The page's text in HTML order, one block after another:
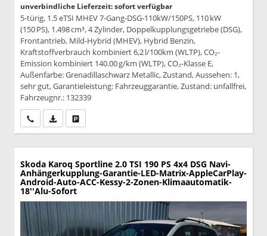
unverbindliche Lieferzeit: sofort verfügbar
5-türig, 1.5 eTSI MHEV 7-Gang-DSG-110kW/150PS, 110 kW
(150 PS), 1.498 cm³, 4 Zylinder, Doppelkupplungsgetriebe (DSG),
Frontantrieb, Mild-Hybrid (MHEV), Hybrid Benzin,
Kraftstoffverbrauch kombiniert 6,2 l/100km (WLTP), CO₂-
Emission kombiniert 140.00 g/km (WLTP), CO₂-Klasse E,
Außenfarbe: Grenadillaschwarz Metallic, Zustand, Aussehen: 1,
sehr gut, Garantieleistung: Fahrzeuggarantie, Zustand: unfallfrei,
Fahrzeugnr.: 132339
Wir rufen Sie anPDF-Datei, Fahrzeugexposé drucken
Skoda Karoq Sportline 2.0 TSI 190 PS 4x4 DSG Navi-
Anhängerkupplung-Garantie-LED-Matrix-AppleCarPlay-
Android-Auto-ACC-Kessy-2-Zonen-Klimaautomatik-
18''Alu-Sofort